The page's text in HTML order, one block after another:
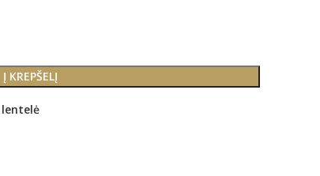
Į KREPŠELĮ
lentelė